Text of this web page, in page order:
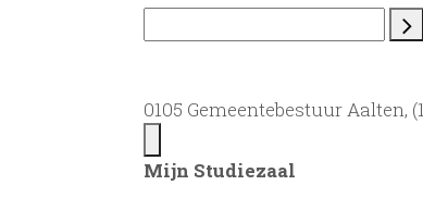
0105 Gemeentebestuur Aalten,
Mijn Studiezaal